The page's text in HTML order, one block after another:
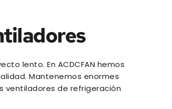
lento. En ACDCFAN hemos
Mantenemos enormes
ventiladores de refrigeración